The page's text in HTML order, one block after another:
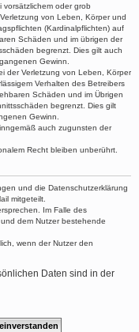
oder grob
von Leben, Körper und
(Kardinalpflichten) auf
Schäden und im übrigen der
begrenzt. Dies gilt auch
Gewinn.
der Verletzung von Leben, Körper
Verhalten des Betreibers
Schäden und im Übrigen
begrenzt. Dies gilt
Gewinn.
auch zugunsten der
Recht bleiben unberührt.
und die Datenschutzerklärung
mitgeteilt.
Im Falle des
dem Nutzer bestehende
wenn der Nutzer den
Daten sind in der